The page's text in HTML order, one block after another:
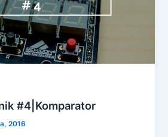
#4|Komparator
2016